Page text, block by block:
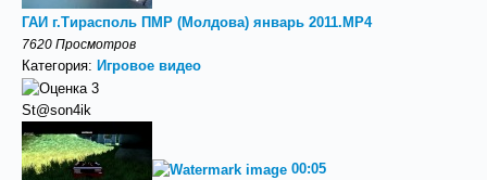
ГАИ г.Тирасполь ПМР (Молдова) январь 2011.MP4
7620 Просмотров
Категория: Игровое видео
St@son4ik
00:05